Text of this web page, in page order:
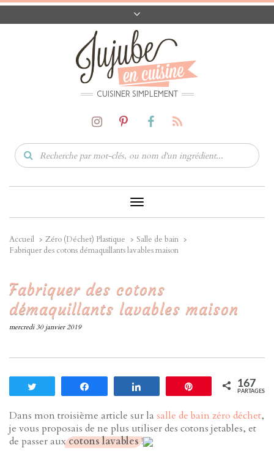
CONTACT
CODES PROMO
MATÉRIEL
CUISINER SIMPLEMENT
Toggle
Navigation
Accueil Zéro (Déchet) Plastique
Salle de bain
Fabriquer des cotons démaquillants lavables maison
Fabriquer des cotons
démaquillants lavables maison
mercredi 30 janvier 2019
Enregistrer167
PARTAGES
Dans mon troisième article sur la salle de bain zéro déchet,
je vous proposais de ne plus utiliser des cotons jetables, et
de passer auxcotons lavables!